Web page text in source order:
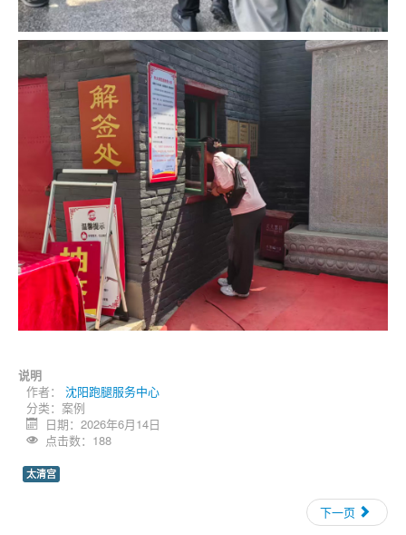
说明
作者： 沈阳跑腿服务中心
分类： 案例
日期：2026年6月14日
点击数：188
太清宫
下一页